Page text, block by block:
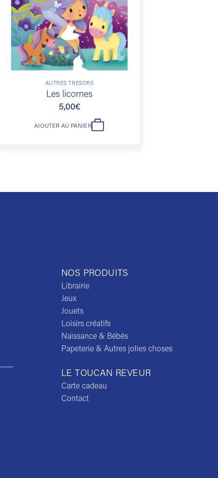
AUTRES TRÉSORS
Les licornes
5,00€
AJOUTER AU PANIER
NOS PRODUITS
Librairie
Jeux
Jouets
Loisirs créatifs
Naissance & Bébés
Papeterie & Autres jolies choses
LE TOUCAN REVEUR
Carte cadeau
Contact